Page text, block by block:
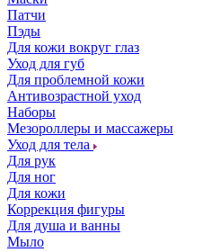
Патчи
Пэды
Для кожи вокруг глаз
Уход для губ
Для проблемной кожи
Антивозрастной уход
Наборы
Мезороллеры и массажеры
Уход для тела
Для рук
Для ног
Для кожи
Коррекция фигуры
Для душа и ванны
Мыло